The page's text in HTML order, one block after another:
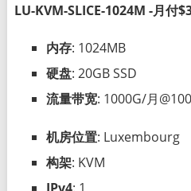
LU-KVM-SLICE-1024M -月付
内存: 1024MB
硬盘: 20GB SSD
流量带宽: 1000G/月
机房位置: Luxembourg
构架: KVM